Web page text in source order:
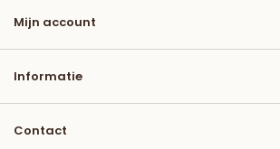
Mijn account
Informatie
Contact